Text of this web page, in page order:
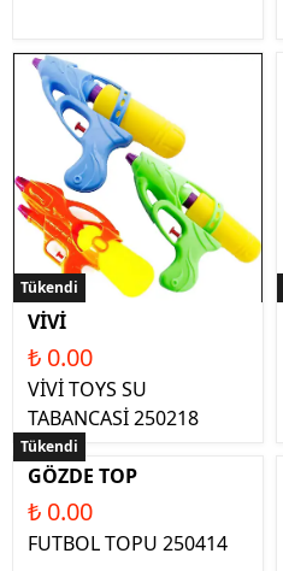
Tükendi
VİVİ
₺ 0.00
VİVİ TOYS SU
TABANCASİ 250218
Tükendi
GÖZDE TOP
₺ 0.00
FUTBOL TOPU 250414